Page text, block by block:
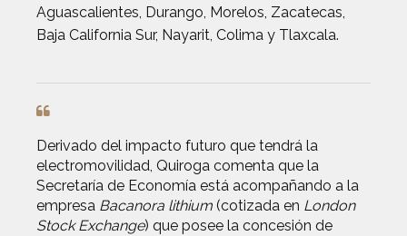
Aguascalientes, Durango, Morelos, Zacatecas,
Baja California Sur, Nayarit, Colima y Tlaxcala.
Derivado del impacto futuro que tendrá la
electromovilidad, Quiroga comenta que la
Secretaría de Economía está acompañando a la
empresa Bacanora lithium (cotizada en London
Stock Exchange) que posee la concesión de